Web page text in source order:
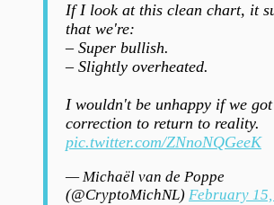
If I look at this clean chart, it
that we're:
– Super bullish.
– Slightly overheated.
I wouldn't be unhappy if we
correction to return to reality.
pic.twitter.com/ZNnoNQGeeK
— Michaël van de Poppe
(@CryptoMichNL) February